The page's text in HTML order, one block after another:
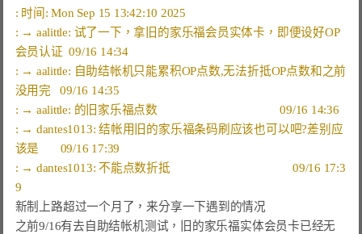
: → aalittle: 试了一下，拿旧的家乐福会员实体卡，即便设好OP
会员认证  09/16 14:34
: → aalittle: 自助结帐机只能累积OP点数,无法折抵OP点数和之前
: → dantes1013: 结帐用旧的家乐福条码刷应该也可以吧?差别应
: → dantes1013: 不能点数折抵                                        09/16 17:3
新制上路超过一个月了，来分享一下遇到的情况
之前9/16有去自助结帐机测试，旧的家乐福实体会员卡已经无